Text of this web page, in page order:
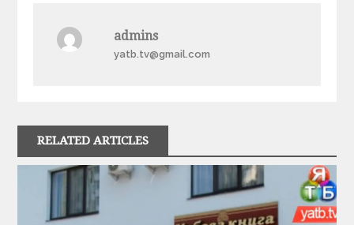
г
а
admins
yatb.tv@gmail.com
RELATED ARTICLES